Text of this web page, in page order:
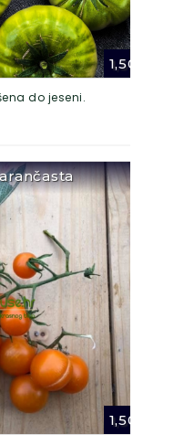
1,50
do jeseni.
1,50